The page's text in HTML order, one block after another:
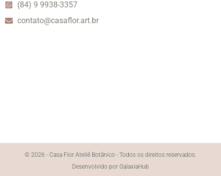
(84) 9 9938-3357
contato@casaflor.art.br
© 2026 - Casa Flor Ateliê Botânico - Todos os direitos reservados.
Desenvolvido por GalaxiaHub